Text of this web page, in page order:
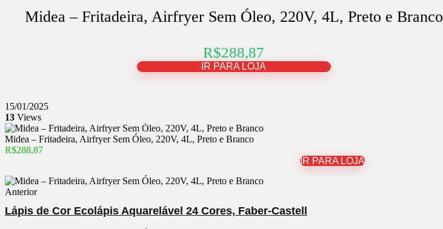
Midea – Fritadeira, Airfryer Sem Óleo, 220V, 4L, Preto e Branco
R$288,87
IR PARA LOJA
15/01/2025
13 Views
Midea – Fritadeira, Airfryer Sem Óleo, 220V, 4L, Preto e Branco
R$288,87
IR PARA LOJA
Anterior
Lápis de Cor Ecolápis Aquarelável 24 Cores, Faber-Castell